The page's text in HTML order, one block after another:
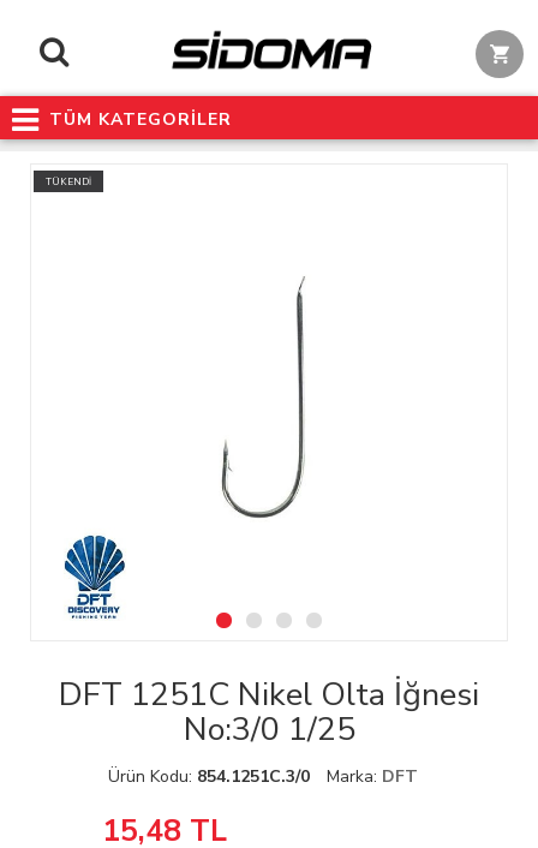
TÜM KATEGORİLER
TÜKENDİ
DFT 1251C Nikel Olta İğnesi
No:3/0 1/25
Ürün Kodu: 854.1251C.3/0 Marka: DFT
15,48TL